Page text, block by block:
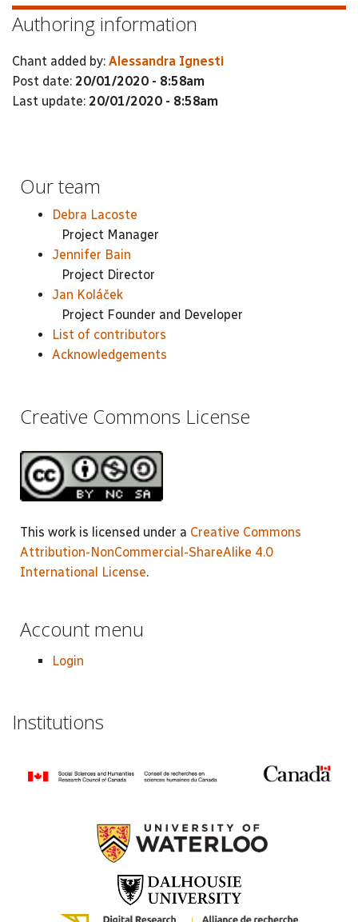
Authoring information
Chant added by: Alessandra Ignesti
Post date: 20/01/2020 - 8:58am
Last update: 20/01/2020 - 8:58am
Our team
Debra Lacoste
Project Manager
Jennifer Bain
Project Director
Jan Koláček
Project Founder and Developer
List of contributors
Acknowledgements
Creative Commons License
This work is licensed under a Creative Commons
Attribution-NonCommercial-ShareAlike 4.0
International License.
Account menu
Login
Institutions